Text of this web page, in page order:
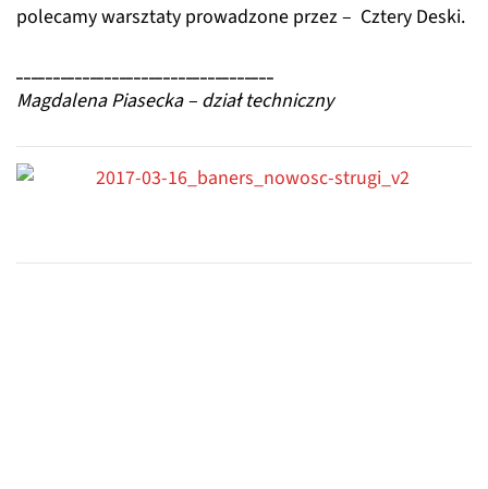
polecamy warsztaty prowadzone przez – Cztery Deski.
Magdalena Piasecka – dział techniczny